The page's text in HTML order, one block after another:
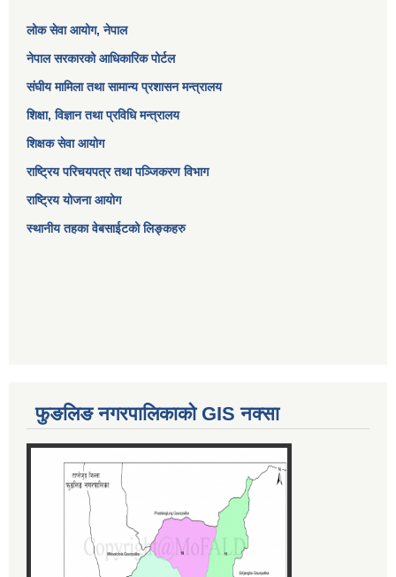
लोक सेवा आयोग, नेपाल
नेपाल सरकारको आधिकारिक पोर्टल
संघीय मामिला तथा सामान्य प्रशासन मन्त्रालय
शिक्षा, विज्ञान तथा प्रविधि मन्त्रालय
शिक्षक सेवा आयोग
राष्ट्रिय परिचयपत्र तथा पञ्जिकरण विभाग
राष्ट्रिय योजना आयोग
स्थानीय तहका वेबसाईटको लिङ्कहरु
फुङलिङ नगरपालिकाको GIS नक्सा